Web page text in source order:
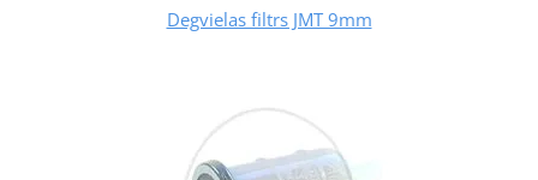
Degvielas filtrs JMT 9mm